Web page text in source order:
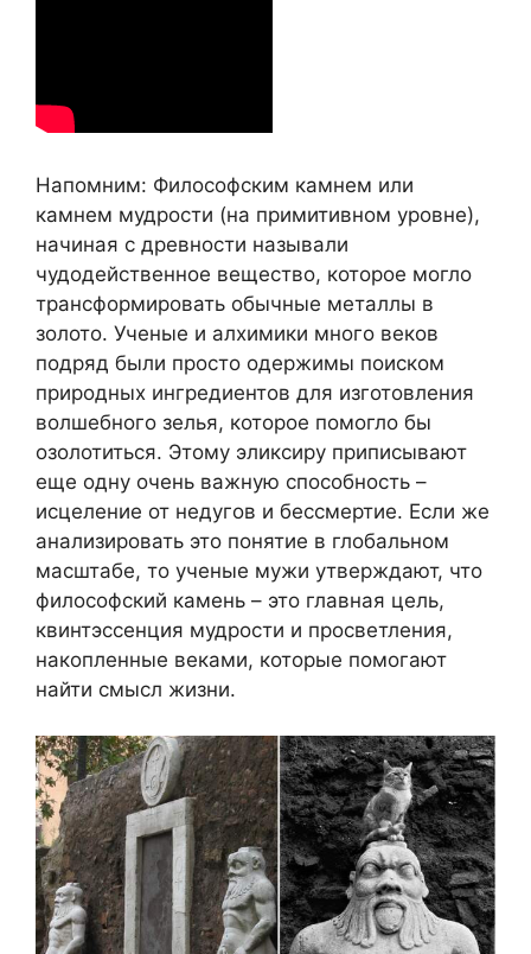
Напомним: Философским камнем или
камнем мудрости (на примитивном уровне),
начиная с древности называли
чудодейственное вещество, которое могло
трансформировать обычные металлы в
золото. Ученые и алхимики много веков
подряд были просто одержимы поиском
природных ингредиентов для изготовления
волшебного зелья, которое помогло бы
озолотиться. Этому эликсиру приписывают
еще одну очень важную способность –
исцеление от недугов и бессмертие. Если же
анализировать это понятие в глобальном
масштабе, то ученые мужи утверждают, что
философский камень – это главная цель,
квинтэссенция мудрости и просветления,
накопленные веками, которые помогают
найти смысл жизни.